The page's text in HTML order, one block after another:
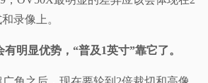
录像上。
明显优势，“普及1英寸”靠它了。